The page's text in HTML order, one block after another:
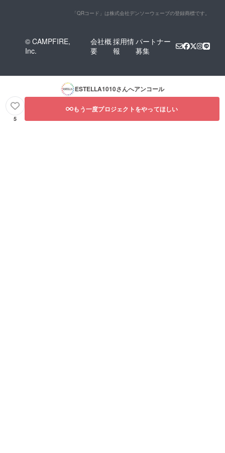
「QRコード」は株式会社デンソーウェーブの登録商標です。
© CAMPFIRE,
Inc.
会社概
要
採用情
報
パートナー
募集
ESTELLA1010さんへアンコール
5
もう一度プロジェクトをやってほしい